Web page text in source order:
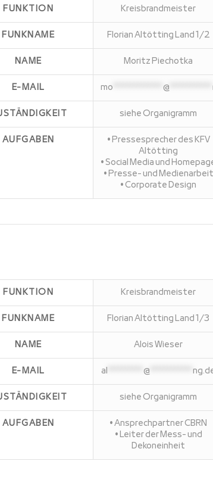
FUNKTION Kreisbrandmeister
FUNKNAME Florian Altötting Land 1/2
NAME Moritz Piechotka
E-MAIL mo **************@ ************
siehe Organigramm
AUFGABEN
• Pressesprecher des KFV
Altötting
• Social Media und
• Presse- und Medienarbeit
• Corporate Design
FUNKTION Kreisbrandmeister
FUNKNAME Florian Altötting Land 1/3
NAME Alois Wieser
E-MAIL al **********@ ************
siehe Organigramm
AUFGABEN
• Ansprechpartner CBRN
• Leiter der Mess- und
Dekoneinheit